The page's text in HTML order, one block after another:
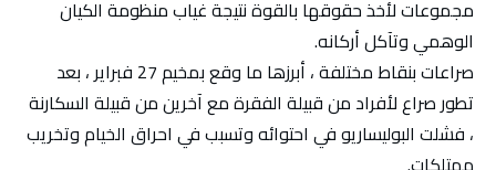
مجموعات لأخذ حقوقها بالقوة نتيجة غياب منظومة الكيان
الوهمي وتآكل أركانه.
صراعات بنقاط مختلفة ، أبرزها ما وقع بمخيم 27 فبراير ، بعد
تطور صراع لأفراد من قبيلة الفقرة مع آخرين من قبيلة السكارنة
، فشلت البوليساريو في احتوائه وتسبب في احراق الخيام وتخريب